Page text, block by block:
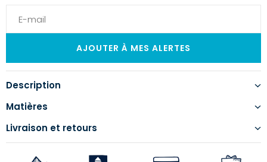
Description
Matières
Livraison et retours